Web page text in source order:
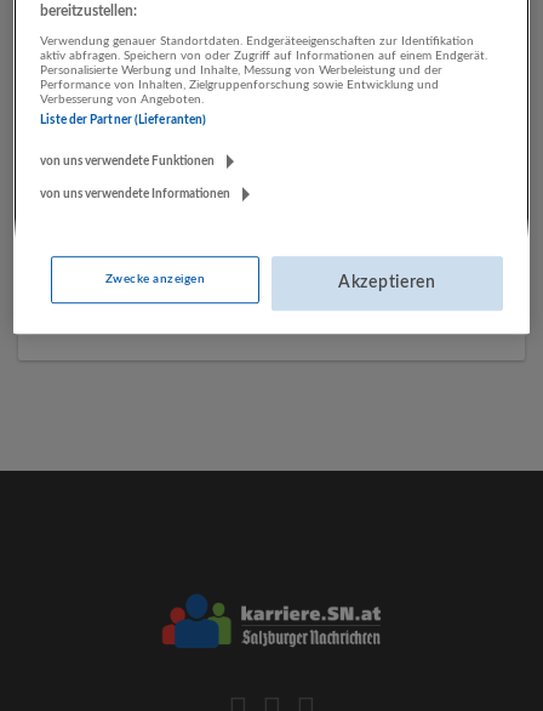
Management Unternehmen
bereitzustellen:
Verwendung genauer Standortdaten. Endgeräteeigenschaften zur Identifikation
aktiv abfragen. Speichern von oder Zugriff auf Informationen auf einem Endgerät.
Personalisierte Werbung und Inhalte, Messung von Werbeleistung und der
Performance von Inhalten, Zielgruppenforschung sowie Entwicklung und
Verbesserung von Angeboten.
Liste der Partner (Lieferanten)
von uns verwendete Funktionen
von uns verwendete Informationen
Zwecke anzeigen Akzeptieren